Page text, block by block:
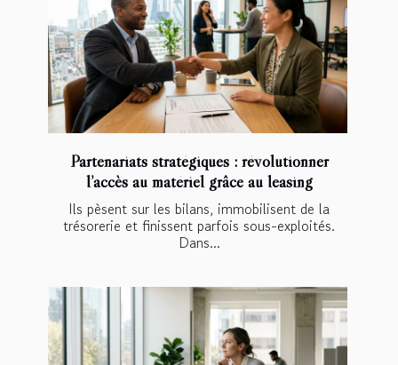
Partenariats stratégiques : révolutionner
l’accès au matériel grâce au leasing
Ils pèsent sur les bilans, immobilisent de la
trésorerie et finissent parfois sous-exploités.
Dans...